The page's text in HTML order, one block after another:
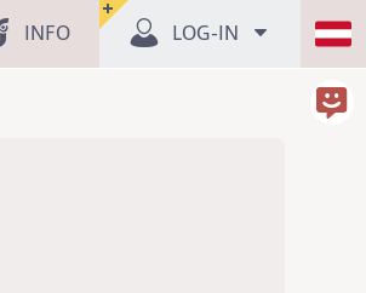
INFO LOG-IN